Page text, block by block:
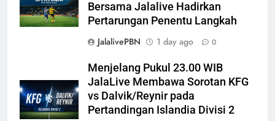
Bersama Jalalive Hadirkan
Pertarungan Penentu Langkah
JalalivePBN
1 day ago 0
Menjelang Pukul 23.00 WIB
JalaLive Membawa Sorotan KFG
vs Dalvik/Reynir pada
Pertandingan Islandia Divisi 2